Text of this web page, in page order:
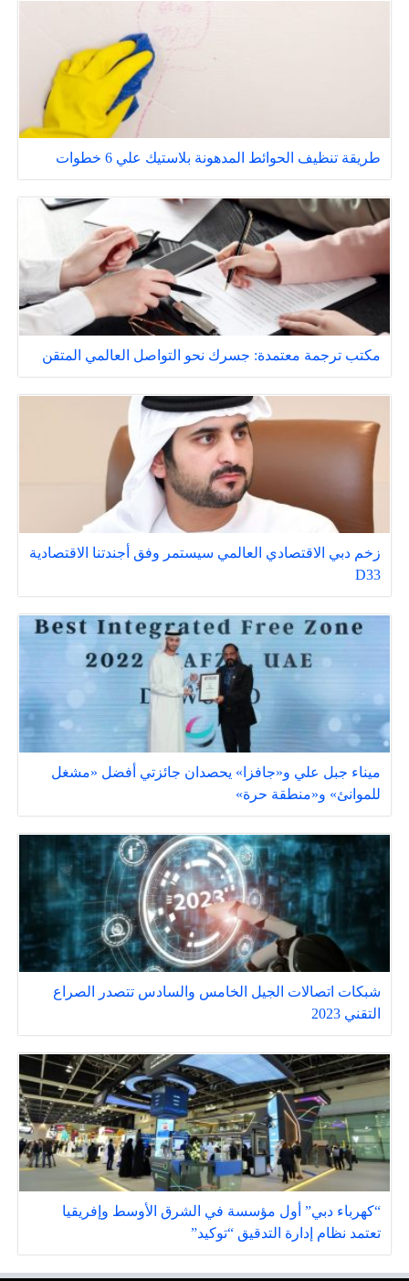
طريقة تنظيف الحوائط المدهونة بلاستيك علي 6 خطوات
مكتب ترجمة معتمدة: جسرك نحو التواصل العالمي المتقن
زخم دبي الاقتصادي العالمي سيستمر وفق أجندتنا الاقتصادية
D33
ميناء جبل علي و«جافزا» يحصدان جائزتي أفضل «مشغل
للموانئ» و«منطقة حرة»
شبكات اتصالات الجيل الخامس والسادس تتصدر الصراع
التقني 2023
“كهرباء دبي” أول مؤسسة في الشرق الأوسط وإفريقيا
تعتمد نظام إدارة التدقيق “توكيد”